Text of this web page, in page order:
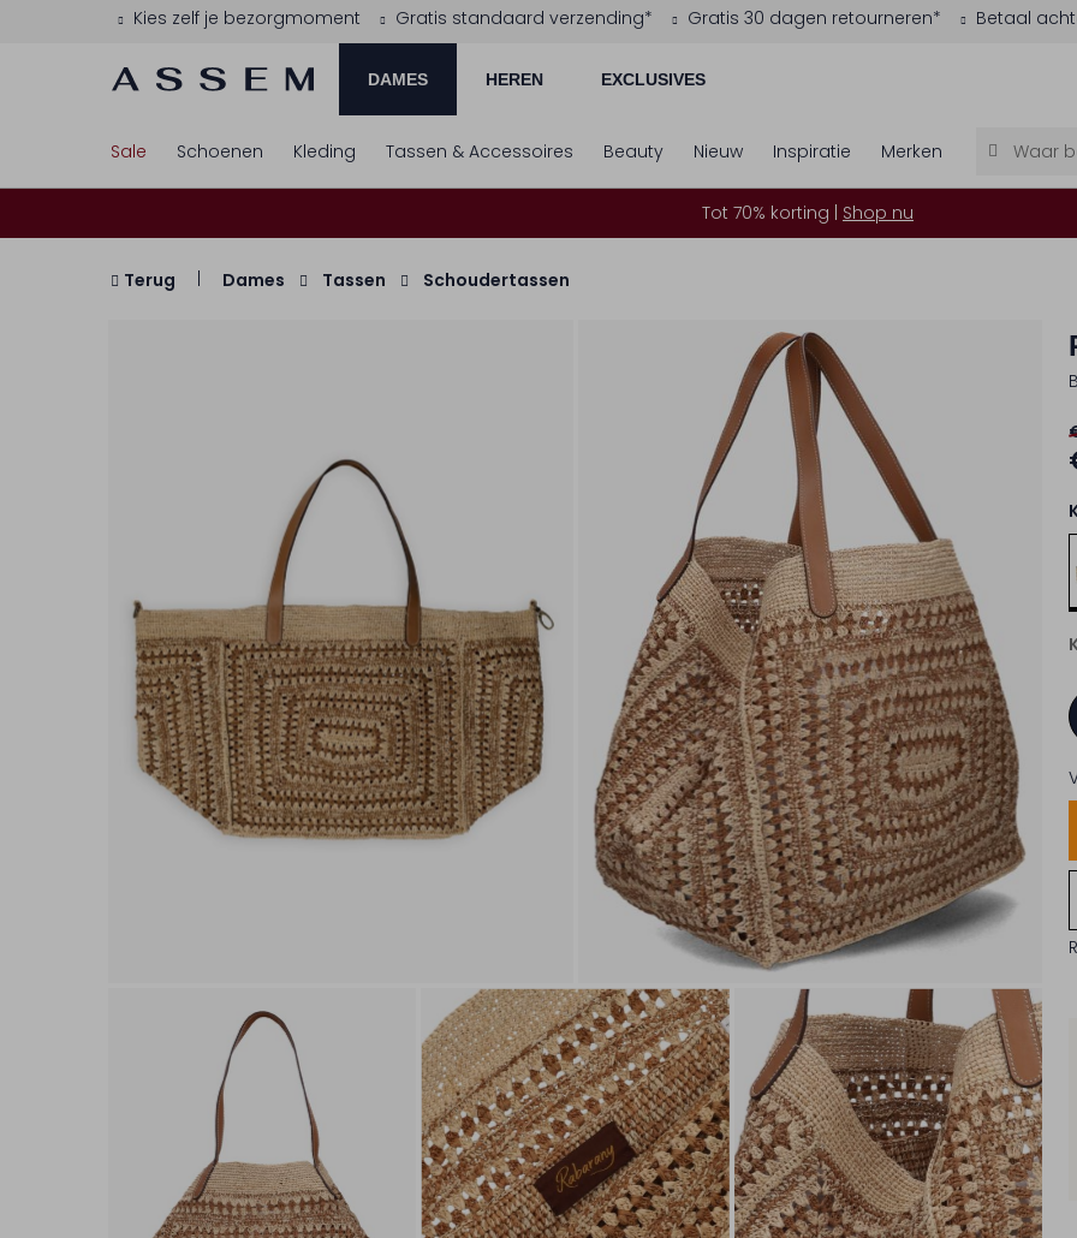
Kies zelf je bezorgmoment Gratis standaard verzending* Gratis 30 dagen retourneren* Betaal
DAMES HEREN EXCLUSIVES
Sale Schoenen Kleding Tassen & Accessoires Beauty Nieuw Inspiratie Merken
Tot 70% korting | Shop nu
Terug Dames Tassen Schoudertassen